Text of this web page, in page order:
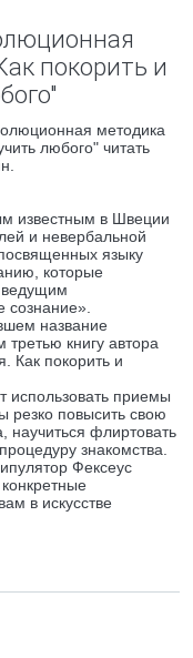
покорить и
методика
любого" читать
известным в Швеции
и невербальной
языку
которые
ведущим
сознание».
название
книгу автора
Как покорить и
использовать приемы
резко повысить свою
научиться флиртовать
знакомства.
Фексеус
в искусстве